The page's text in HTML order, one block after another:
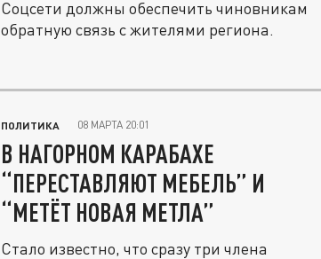
Соцсети должны обеспечить чиновникам
обратную связь с жителями региона.
ПОЛИТИКА 08 МАРТА 20:01
В НАГОРНОМ КАРАБАХЕ
“ПЕРЕСТАВЛЯЮТ МЕБЕЛЬ” И
“МЕТЁТ НОВАЯ МЕТЛА”
Стало известно, что сразу три члена